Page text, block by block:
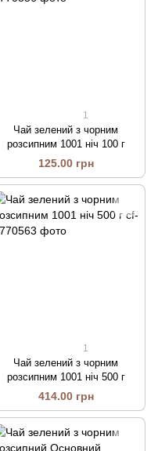
1
Чай зелений з чорним
розсипним 1001 ніч 100 г
125.00 грн
1
Чай зелений з чорним
розсипним 1001 ніч 500 г
414.00 грн